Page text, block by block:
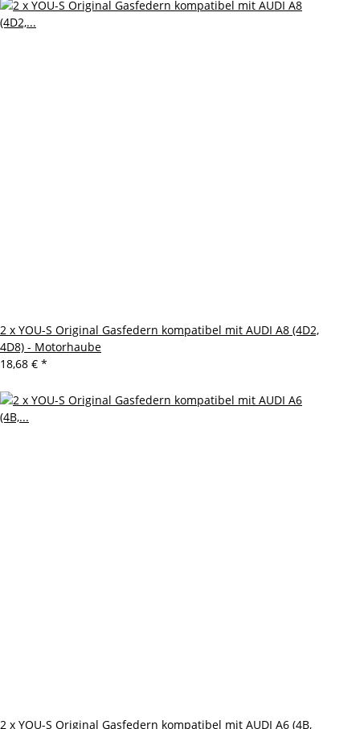
2 x YOU-S Original Gasfedern kompatibel mit AUDI A8 (4D2,
4D8) - Motorhaube
18,68 € *
2 x YOU-S Original Gasfedern kompatibel mit AUDI A6 (4B,